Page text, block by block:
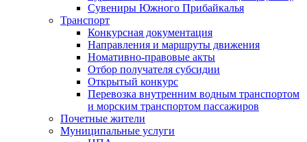
Сувениры Южного Прибайкалья
Транспорт
Конкурсная документация
Направления и маршруты движения
Номативно-правовые акты
Отбор получателя субсидии
Открытый конкурс
Перевозка внутренним водным транспортом
и морским транспортом пассажиров
Почетные жители
Муниципальные услуги